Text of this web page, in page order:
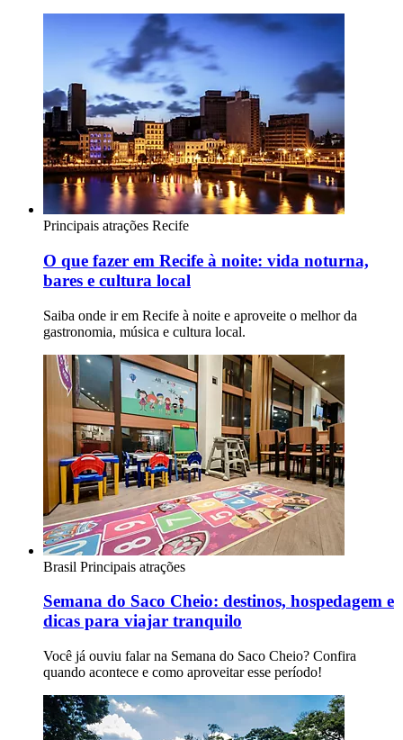
Principais atrações Recife
O que fazer em Recife à noite: vida noturna,
bares e cultura local
Saiba onde ir em Recife à noite e aproveite o melhor da
gastronomia, música e cultura local.
Brasil Principais atrações
Semana do Saco Cheio: destinos, hospedagem e
dicas para viajar tranquilo
Você já ouviu falar na Semana do Saco Cheio? Confira
quando acontece e como aproveitar esse período!